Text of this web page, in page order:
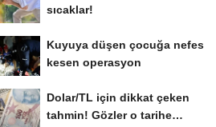
sıcaklar!
Kuyuya düşen çocuğa nefes
kesen operasyon
Dolar/TL için dikkat çeken
tahmin! Gözler o tarihe